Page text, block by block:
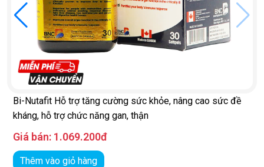
Bi-Nutafit Hỗ trợ tăng cường sức khỏe, nâng cao sức đề
kháng, hỗ trợ chức năng gan, thận
Giá bán: 1.069.200đ
Thêm vào giỏ hàng